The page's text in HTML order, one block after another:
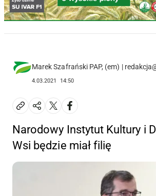
Marek Szafrański PAP, (em) |
4.03.2021 14:50
Narodowy Instytut Kultury i
Wsi będzie miał filię